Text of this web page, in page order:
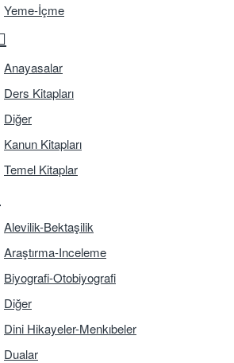
Yeme-İçme
Anayasalar
Ders Kitapları
Diğer
Kanun Kitapları
Temel Kitaplar
Alevilik-Bektaşilik
Araştırma-Inceleme
Biyografi-Otobiyografi
Diğer
Dini Hikayeler-Menkıbeler
Dualar